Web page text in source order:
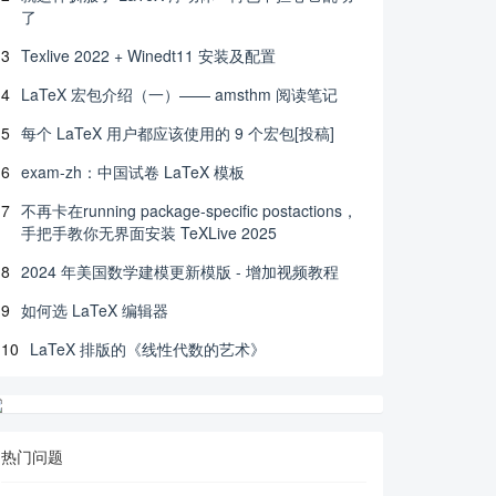
了
3 Texlive 2022 + Winedt11 安装及配置
4 LaTeX 宏包介绍（一）—— amsthm 阅读笔记
5 每个 LaTeX 用户都应该使用的 9 个宏包[投稿]
6 exam-zh：中国试卷 LaTeX 模板
7 不再卡在running package-specific postactions，
手把手教你无界面安装 TeXLive 2025
8 2024 年美国数学建模更新模版 - 增加视频教程
9 如何选 LaTeX 编辑器
10 LaTeX 排版的《线性代数的艺术》
热门问题